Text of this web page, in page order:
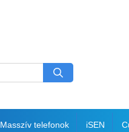
Masszív telefonok iSEN